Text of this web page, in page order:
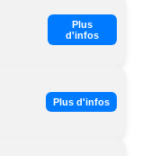
Plus
d'infos
Plus d'infos